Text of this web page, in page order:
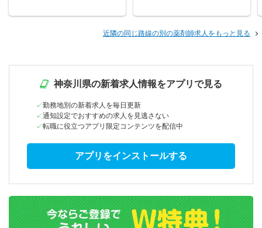
近隣の同じ路線の別の薬剤師求人をもっと見る
神奈川県の新着求人情報をアプリで見る
勤務地別の新着求人を毎日更新
通知設定でおすすめの求人を見逃さない
転職に役立つアプリ限定コンテンツを配信中
アプリをインストールする